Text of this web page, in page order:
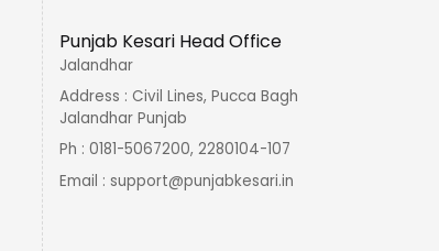
Punjab Kesari Head Office
Jalandhar
Address : Civil Lines, Pucca Bagh
Jalandhar Punjab
Ph : 0181-5067200, 2280104-107
Email :support@punjabkesari.in